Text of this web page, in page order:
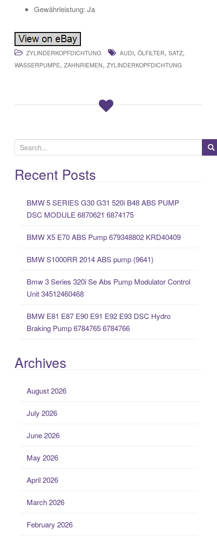
Gewährleistung: Ja
ZYLINDERKOPFDICHTUNG AUDI, ÖLFILTER, SATZ,
WASSERPUMPE, ZAHNRIEMEN, ZYLINDERKOPFDICHTUNG
e
a
rRecent Posts
BMW 5 SERIES G30 G31 520i B48 ABS PUMP
DSC MODULE 6870621 6874175
BMW X5 E70 ABS Pump 679348802 KRD40409
BMW S1000RR 2014 ABS pump (9641)
Bmw 3 Series 320i Se Abs Pump Modulator Control
Unit 34512460468
BMW E81 E87 E90 E91 E92 E93 DSC Hydro
Braking Pump 6784765 6784766
Archives
August 2026
July 2026
June 2026
May 2026
April 2026
March 2026
February 2026